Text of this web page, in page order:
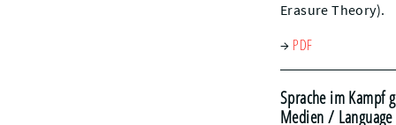
Erasure Theory).
→ PDF
Sprache im Kampf
Medien/